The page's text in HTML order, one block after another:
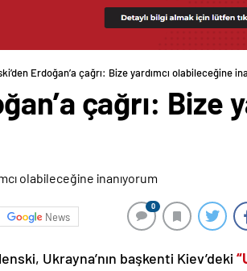
Erdoğan’a çağrı: Bize yardımcı olabileceğine
çağrı: Bize
News
0
Ukrayna’nın başkenti Kiev’deki